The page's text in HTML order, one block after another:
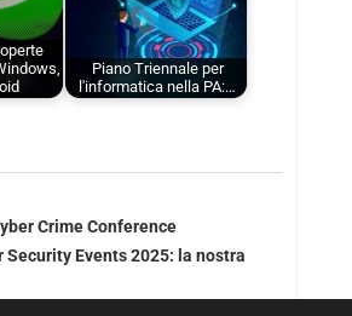
Piano Triennale per
l'informatica nella PA:…
Crime Conference
Security Events 2025: la nostra